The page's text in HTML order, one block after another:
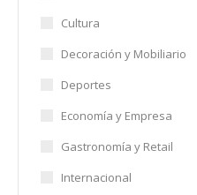
Cultura
Decoración y Mobiliario
Deportes
Economía y Empresa
Gastronomía y Retail
Internacional